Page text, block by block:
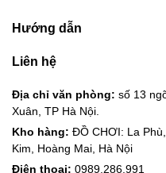
Hướng dẫn
Liên hệ
Địa chỉ văn phòng: số 13
Xuân, TP Hà Nội.
Kho hàng: ĐỒ CHƠI: La
Kim, Hoàng Mai, Hà Nội
Điện thoại: 0989.286.991